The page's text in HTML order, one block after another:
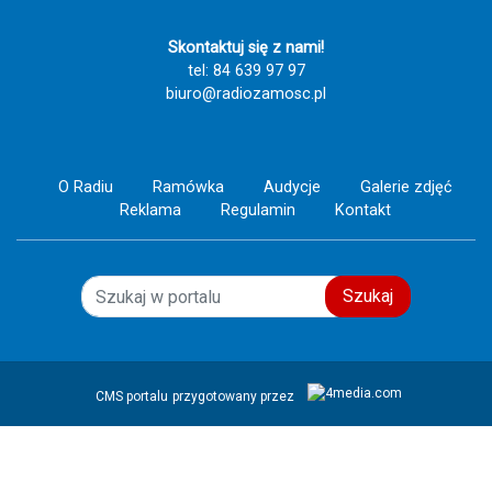
Skontaktuj się z nami!
tel: 84 639 97 97
biuro@radiozamosc.pl
O Radiu Ramówka Audycje
Galerie zdjęć
Reklama
Regulamin Kontakt
Szukaj
CMS portalu przygotowany przez